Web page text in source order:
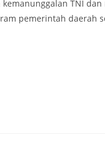
TNI
pemerintah daerah